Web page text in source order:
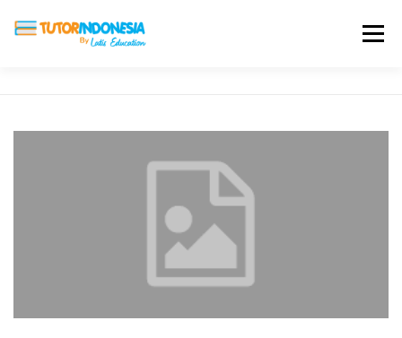
Menu
TESTIMONI PROFIL ALUMNI
DAFTAR SEKOLAH